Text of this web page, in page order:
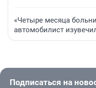
«Четыре месяца
автомобилист
Подписаться на